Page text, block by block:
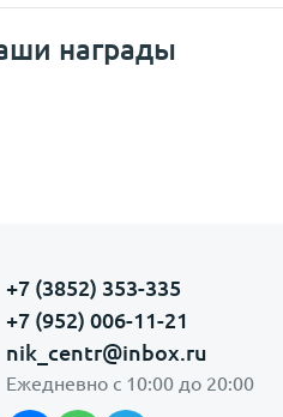
награды
+7 (3852) 353-335
+7 (952) 006-11-21
nik_centr@inbox.ru
Ежедневно с 10:00 до 20:00